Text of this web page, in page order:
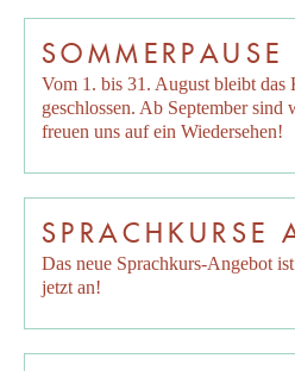
SOMMERPAUSE
Vom 1. bis 31. August bleibt
geschlossen. Ab September
freuen uns auf ein Wiedersehen!
SPRACHKURSE
Das neue Sprachkurs-Angebot
jetzt an!